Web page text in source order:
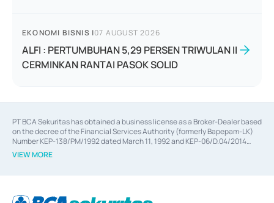
EKONOMI BISNIS |07 AUGUST 2026
ALFI : PERTUMBUHAN 5,29 PERSEN TRIWULAN II
CERMINKAN RANTAI PASOK SOLID
PT BCA Sekuritas has obtained a business license as a Broker-Dealer based
on the decree of the Financial Services Authority (formerly Bapepam-LK)
Number KEP-138/PM/1992 dated March 11, 1992 and KEP-06/D.04/2014
dated February 28, 2014, a business license as an Underwriter based on the
decree of the Financial Services Authority Number KEP-12/PM/PEE/1997
Financial Services Authority Number S-67/PM.21/2014 dated February 28,
VIEW MORE